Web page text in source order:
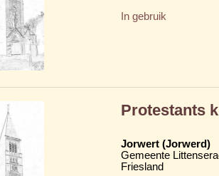
In gebruik
Protestants
Jorwert (Jorwerd)
Gemeente
Friesland